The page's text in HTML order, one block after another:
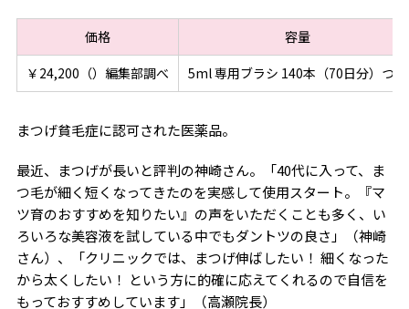
価格
容量
￥24,200（）編集部調べ
5ml 専用ブラシ 140本（70日分）つき
まつげ貧毛症に認可された医薬品。
最近、まつげが長いと評判の神崎さん。「40代に入って、ま
つ毛が細く短くなってきたのを実感して使用スタート。『マ
ツ育のおすすめを知りたい』の声をいただくことも多く、い
ろいろな美容液を試している中でもダントツの良さ」（神崎
さん）、「クリニックでは、まつげ伸ばしたい！ 細くなった
から太くしたい！ という方に的確に応えてくれるので自信を
もっておすすめしています」（高瀬院長）